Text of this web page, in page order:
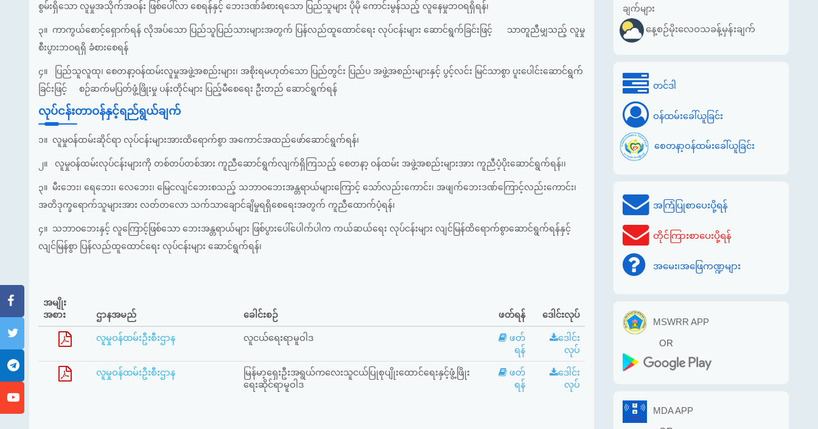
စွမ်းရှိသော လူမှုအသိုက်အဝန်း ဖြစ်ပေါ်လာ စေရန်နှင့် ဘေးဒဏ်ခံစားရသော ပြည်သူများ ပိုမို ကောင်းမွန်သည့် လူနေမှုဘဝရရှိရန်၊
၃။ ကာကွယ်စောင့်ရှောက်ရန် လိုအပ်သော ပြည်သူပြည်သားများအတွက် ပြန်လည်ထူထောင်ရေး လုပ်ငန်းများ ဆောင်ရွက်ခြင်းဖြင့်
သာတူညီမျှသည့် လူမှု
စီးပွားဘဝရရှိ ခံစားစေရန်
၄။ ပြည်သူလူထု၊ စေတနာ့ဝန်ထမ်းလူမှုအဖွဲ့အစည်းများ၊ အစိုးရမဟုတ်သော ပြည်တွင်း ပြည်ပ အဖွဲ့အစည်းများနှင့် ပွင့်လင်း မြင်သာစွာ ပူးပေါင်းဆောင်ရွက်
ခြင်းဖြင့်
စဉ်ဆက်မပြတ်ဖွံ့ဖြိုးမှု ပန်းတိုင်များ ပြည့်မီစေရေး ဦးတည် ဆောင်ရွက်ရန်
လုပ်ငန်းတာဝန်နှင့်ရည်ရွယ်ချက်
၁။ လူမှုဝန်ထမ်းဆိုင်ရာ လုပ်ငန်းများအားထိရောက်စွာ အကောင်အထည်ဖော်ဆောင်ရွက်ရန်၊
၂။ လူမှုဝန်ထမ်းလုပ်ငန်းများကို တစ်တပ်တစ်အား ကူညီဆောင်ရွက်လျက်ရှိကြသည့် စေတနာ့ ဝန်ထမ်း အဖွဲ့အစည်းများအား ကူညီပံ့ပိုးဆောင်ရွက်ရန်၊၊
၃။ မီးဘေး၊ ရေဘေး၊ လေဘေး၊ မြေငလျင်ဘေးစသည့် သဘာဝဘေးအန္တရာယ်များကြောင့် သော်လည်းကောင်း၊ အဖျက်ဘေးဒဏ်ကြောင့်လည်းကောင်း၊
အတိဒုက္ခရောက်သူများအား လတ်တလော သက်သာချောင်ချိမှုရရှိစေရေးအတွက် ကူညီထောက်ပံ့ရန်၊
၄။ သဘာဝဘေးနှင့် လူကြောင့်ဖြစ်သော ဘေးအန္တရာယ်များ ဖြစ်ပွားပေါ်ပေါက်ပါက ကယ်ဆယ်ရေး လုပ်ငန်းများ လျင်မြန်ထိရောက်စွာဆောင်ရွက်ရန်နှင့်
လျင်မြန်စွာ ပြန်လည်ထူထောင်ရေး လုပ်ငန်းများ ဆောင်ရွက်ရန်၊
အမျိုး
အစား
ဌာနအမည် ခေါင်းစဉ် ဖတ်ရန် ဒေါင်းလုပ်
လူမှုဝန်ထမ်းဦးစီးဌာန လူငယ်ရေးရာမူဝါဒ
ဖတ်
ရန်
ဒေါင်း
လုပ်
လူမှုဝန်ထမ်းဦးစီးဌာန
မြန်မာ့ရှေးဦးအရွယ်ကလေးသူငယ်ပြုစုပျိုးထောင်ရေးနှင့်ဖွံ့ဖြိုး
ရေးဆိုင်ရာမူဝါဒ
ဖတ်
ရန်
ဒေါင်း
လုပ်
ချက်များ
နေ့စဉ်မိုးလေဝသခန့်မှန်းချက်
တင်ဒါ
ဝန်ထမ်းခေါ်ယူခြင်း
စေတနာ့ဝန်ထမ်းခေါ်ယူခြင်း
အကြံပြုစာပေးပို့ရန်
တိုင်ကြားစာပေးပို့ရန်
အမေး၊အဖြေကဏ္ဍများ
MSWRR APP
OR
MDA APP